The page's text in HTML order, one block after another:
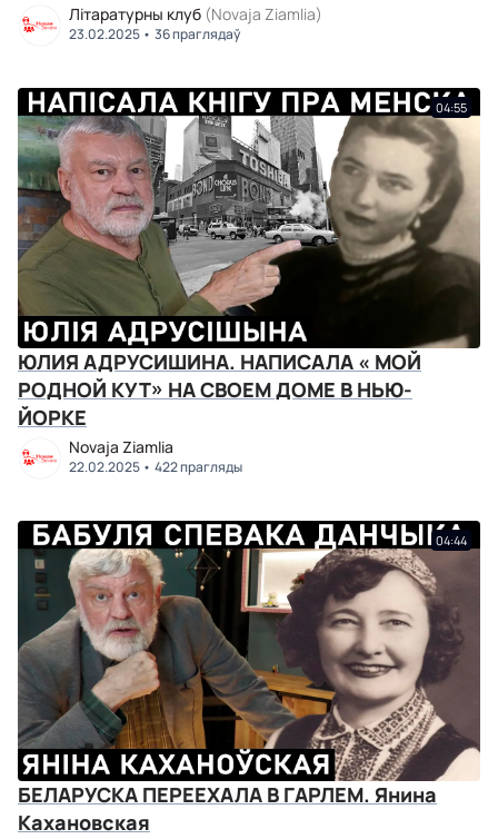
Літаратурны клуб (Novaja Ziamlia)
23.02.2025 36 праглядаў
04:55
ЮЛИЯ АДРУСИШИНА. НАПИСАЛА « МОЙ
РОДНОЙ КУТ» НА СВОЕМ ДОМЕ В НЬЮ-
ЙОРКЕ
Novaja Ziamlia
22.02.2025 422 прагляды
04:44
БЕЛАРУСКА ПЕРЕЕХАЛА В ГАРЛЕМ. Янина
Кахановская